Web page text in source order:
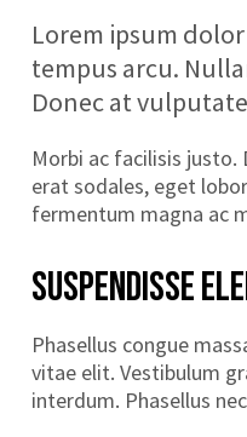
Lorem ipsum
tempus arcu.
Donec at
Morbi ac facilisis
erat sodales, eget
fermentum magna ac
SUSPENDISSE
Phasellus congue
vitae elit. Vestibulum
interdum. Phasellus